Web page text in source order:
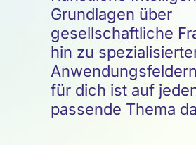
Grundlagen über
gesellschaftliche
hin zu
für dich ist auf
passende Thema